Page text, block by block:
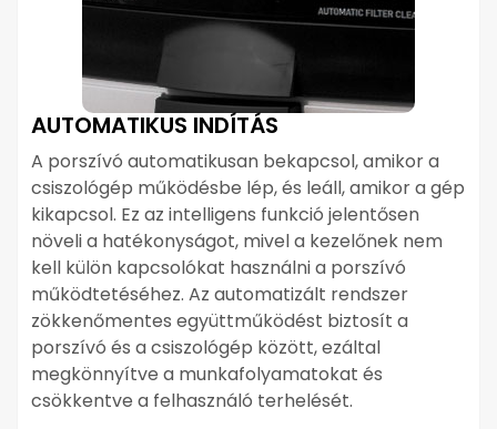
AUTOMATIKUS INDÍTÁS
A porszívó automatikusan bekapcsol, amikor a
csiszológép működésbe lép, és leáll, amikor a gép
kikapcsol. Ez az intelligens funkció jelentősen
növeli a hatékonyságot, mivel a kezelőnek nem
kell külön kapcsolókat használni a porszívó
működtetéséhez. Az automatizált rendszer
zökkenőmentes együttműködést biztosít a
porszívó és a csiszológép között, ezáltal
megkönnyítve a munkafolyamatokat és
csökkentve a felhasználó terhelését.